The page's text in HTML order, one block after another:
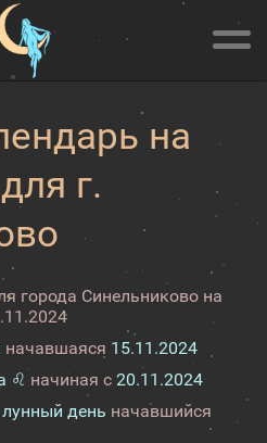
на
г.
города Синельниково на
начавшаяся 15.11.2024
♌ начиная с 20.11.2024
день начавшийся